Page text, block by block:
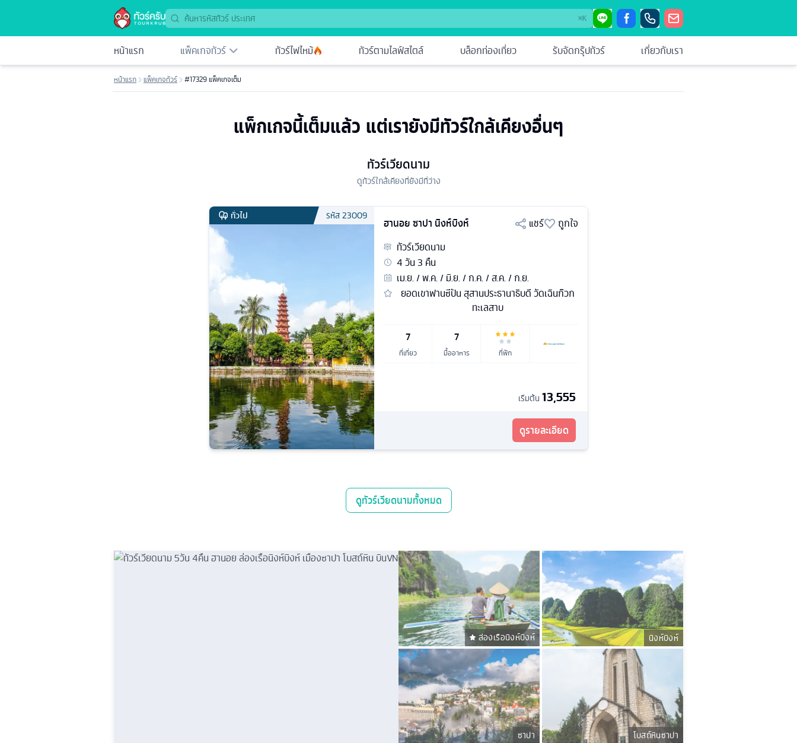
⌘K
หน้าแรก แพ็คเกจทัวร์ ทัวร์ไฟไหม้ ทัวร์ตามไลฟ์สไตล์ บล็อกท่องเที่ยว รับจัดกรุ๊ปทัวร์ เกี่ยวกับเรา
หน้าแรก แพ็คเกจทัวร์ #17329 แพ็คเกจเต็ม
แพ็กเกจนี้เต็มแล้ว แต่เรายังมีทัวร์ใกล้เคียงอื่นๆ
ทัวร์เวียดนาม
ดูทัวร์ใกล้เคียงที่ยังมีที่ว่าง
ทั่วไป รหัส23009
ฮานอย ซาปา นิงห์บิงห์ แชร์
ถูกใจ
ทัวร์เวียดนาม
4วัน3 คืน
เม.ย. / พ.ค. / มิ.ย. / ก.ค. / ส.ค. / ก.ย.
ยอดเขาฟานซีปัน สุสานประธานาธิบดี วัดเฉินก๊วก
ทะเลสาบ
7
ที่เที่ยว
7
มื้ออาหาร ที่พัก
เริ่มต้น 13,555
ดูรายละเอียด
ดูทัวร์เวียดนามทั้งหมด
ล่องเรือนิงห์บิงห์ นิงห์บิงห์
ซาปา โบสถ์หินซาปา